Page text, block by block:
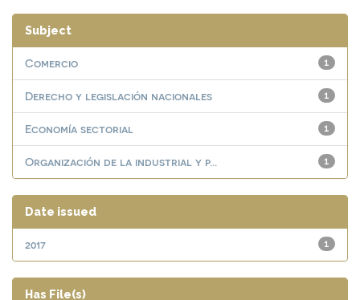
Subject
1
Comercio
1
Derecho y legislación nacionales
1
Economía sectorial
1
Organización de la industrial y p...
Date issued
1
2017
Has File(s)